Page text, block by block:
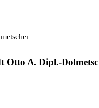
Otto A. Dipl.-